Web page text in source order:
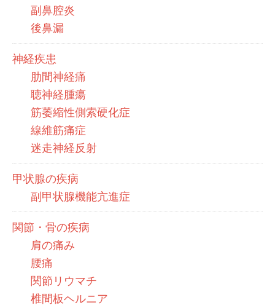
副鼻腔炎
後鼻漏
神経疾患
肋間神経痛
聴神経腫瘍
筋萎縮性側索硬化症
線維筋痛症
迷走神経反射
甲状腺の疾病
副甲状腺機能亢進症
関節・骨の疾病
肩の痛み
腰痛
関節リウマチ
椎間板ヘルニア